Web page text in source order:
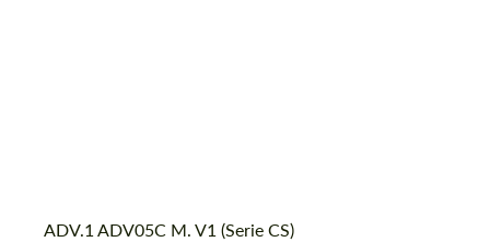
ADV.1 ADV05C M. V1 (Serie CS)
carácter personal
carácter personal